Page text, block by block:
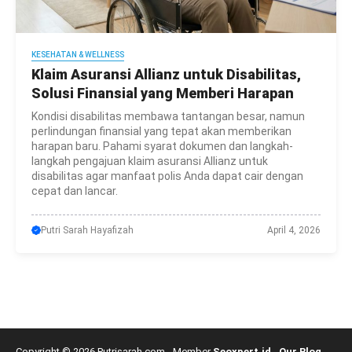
KESEHATAN & WELLNESS
Klaim Asuransi Allianz untuk Disabilitas,
Solusi Finansial yang Memberi Harapan
Kondisi disabilitas membawa tantangan besar, namun
perlindungan finansial yang tepat akan memberikan
harapan baru. Pahami syarat dokumen dan langkah-
langkah pengajuan klaim asuransi Allianz untuk
disabilitas agar manfaat polis Anda dapat cair dengan
cepat dan lancar.
Putri Sarah Hayafizah April 4, 2026